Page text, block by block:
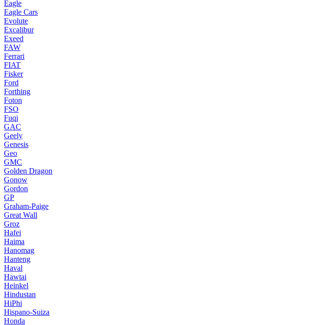
Eagle
Eagle Cars
Evolute
Excalibur
Exeed
FAW
Ferrari
FIAT
Fisker
Ford
Forthing
Foton
FSO
Fuqi
GAC
Geely
Genesis
Geo
GMC
Golden Dragon
Gonow
Gordon
GP
Graham-Paige
Great Wall
Groz
Hafei
Haima
Hanomag
Hanteng
Haval
Hawtai
Heinkel
Hindustan
HiPhi
Hispano-Suiza
Honda